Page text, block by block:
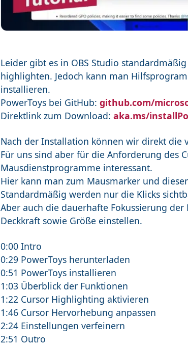
Leider gibt es in OBS Studio
highlighten. Jedoch kann man
installieren.
PowerToys bei GitHub: github.com/
Direktlink zum Download: aka.ms/
Nach der Installation können wir direkt die
Für uns sind aber für die Anforderung des
Mausdienstprogramme interessant.
Hier kann man zum Mausmarker und
Standardmäßig werden nur die Klicks
Aber auch die dauerhafte Fokussierung
Deckkraft sowie Größe einstellen.
0:00 Intro
0:29 PowerToys herunterladen
0:51 PowerToys installieren
1:03 Überblick der Funktionen
1:22 Cursor Highlighting aktivieren
1:46 Cursor Hervorhebung anpassen
2:24 Einstellungen verfeinern
2:51 Outro